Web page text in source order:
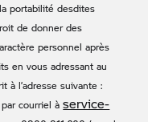
portabilité desdites
de donner des
personnel après
en vous adressant au
à l’adresse suivante :
par courriel àservice-